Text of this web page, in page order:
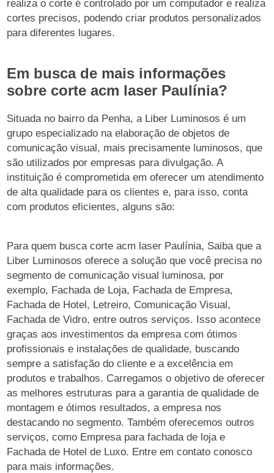
realiza o corte é controlado por um computador e realiza
cortes precisos, podendo criar produtos personalizados
para diferentes lugares.
Em busca de mais informações
sobre corte acm laser Paulínia?
Situada no bairro da Penha, a Liber Luminosos é um
grupo especializado na elaboração de objetos de
comunicação visual, mais precisamente luminosos, que
são utilizados por empresas para divulgação. A
instituição é comprometida em oferecer um atendimento
de alta qualidade para os clientes e, para isso, conta
com produtos eficientes, alguns são:
Para quem busca corte acm laser Paulínia, Saiba que a
Liber Luminosos oferece a solução que você precisa no
segmento de comunicação visual luminosa, por
exemplo, Fachada de Loja, Fachada de Empresa,
Fachada de Hotel, Letreiro, Comunicação Visual,
Fachada de Vidro, entre outros serviços. Isso acontece
graças aos investimentos da empresa com ótimos
profissionais e instalações de qualidade, buscando
sempre a satisfação do cliente e a excelência em
produtos e trabalhos. Carregamos o objetivo de oferecer
as melhores estruturas para a garantia de qualidade de
montagem e ótimos resultados, a empresa nos
destacando no segmento. Também oferecemos outros
serviços, como Empresa para fachada de loja e
Fachada de Hotel de Luxo. Entre em contato conosco
para mais informações.